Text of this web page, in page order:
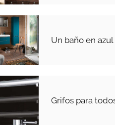
Un baño en
Grifos para